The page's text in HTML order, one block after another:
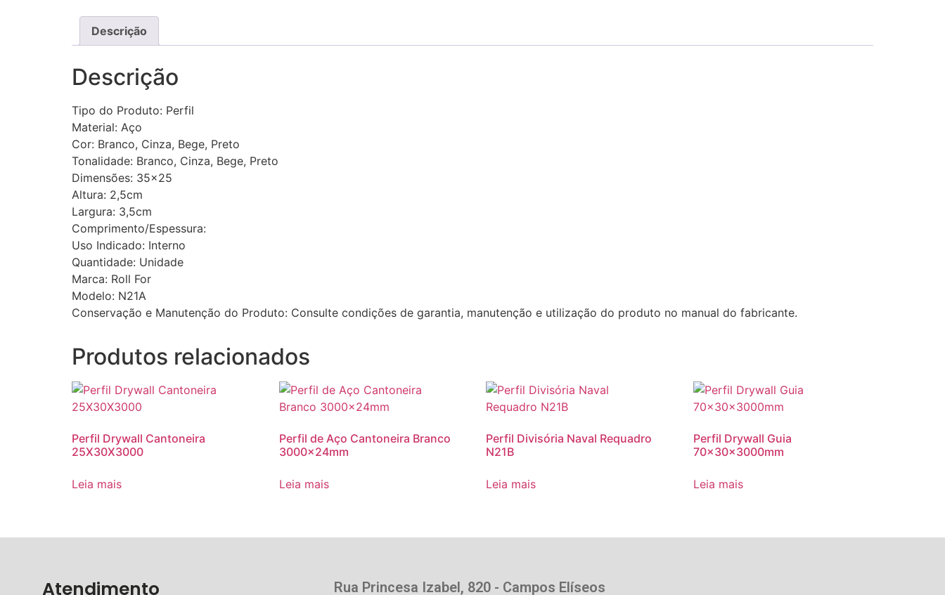
Descrição
Descrição
Tipo do Produto: Perfil
Material: Aço
Cor: Branco, Cinza, Bege, Preto
Tonalidade: Branco, Cinza, Bege, Preto
Dimensões: 35×25
Altura: 2,5cm
Largura: 3,5cm
Comprimento/Espessura:
Uso Indicado: Interno
Quantidade: Unidade
Marca: Roll For
Modelo: N21A
Conservação e Manutenção do Produto: Consulte condições de garantia, manutenção e utilização do produto no manual do fabricante.
Produtos relacionados
Perfil Drywall Cantoneira
25X30X3000
Leia mais
Perfil de Aço Cantoneira Branco
3000x24mm
Leia mais
Perfil Divisória Naval Requadro
N21B
Leia mais
Perfil Drywall Guia
70x30x3000mm
Leia mais
Atendimento
Rua Princesa Izabel, 820 - Campos Elíseos